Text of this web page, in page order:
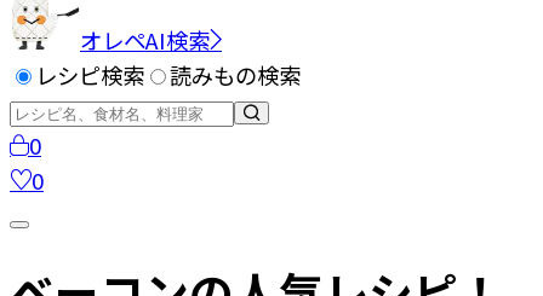
オレペAI検索
レシピ検索
読みもの検索
0
0